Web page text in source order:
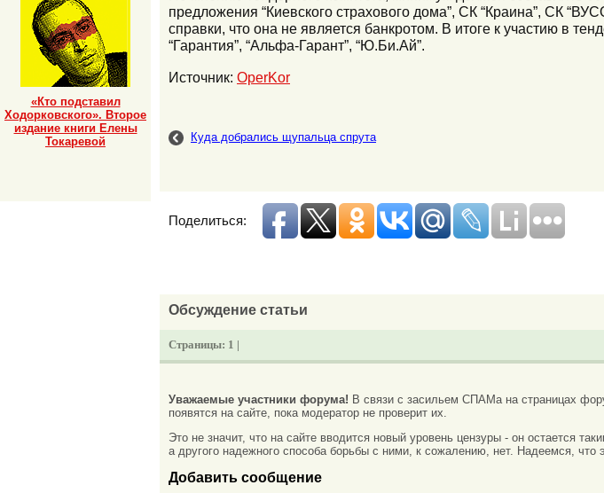
предложения “Киевского страхового дома”, СК “Краина”, СК
справки, что она не является банкротом. В итоге к участию в
“Гарантия”, “Альфа-Гарант”, “Ю.Би.Ай”.
Источник: OperKor
Куда добрались щупальца спрута
Поделиться:
Обсуждение статьи
Страницы: 1 |
Уважаемые участники форума! В связи с засильем СПАМа на страницах
появятся на сайте, пока модератор не проверит их.
Это не значит, что на сайте вводится новый уровень цензуры - он остается
а другого надежного способа борьбы с ними, к сожалению, нет. Надеемся,
Добавить сообщение
«Кто подставил
Ходорковского». Второе
издание книги Елены
Токаревой